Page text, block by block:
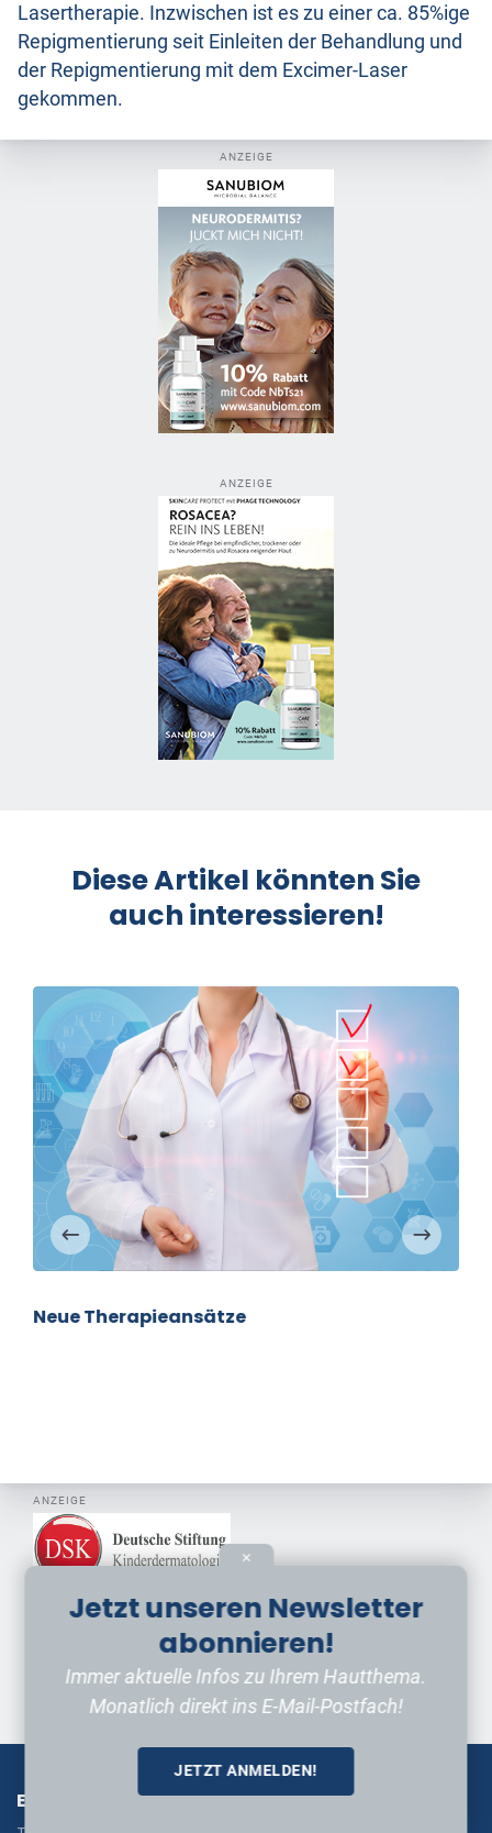
Lasertherapie. Inzwischen ist es zu einer ca. 85%ige
Repigmentierung seit Einleiten der Behandlung und
der Repigmentierung mit dem Excimer-Laser
gekommen.
ANZEIGE
ANZEIGE
Diese Artikel könnten Sie
auch interessieren!
Depigmentierung
ANZEIGE
EIN ANGEBOT VON
✕
Jetzt unseren Newsletter
abonnieren!
Immer aktuelle Infos zu Ihrem Hautthema.
Monatlich direkt ins E-Mail-Postfach!
JETZT ANMELDEN!